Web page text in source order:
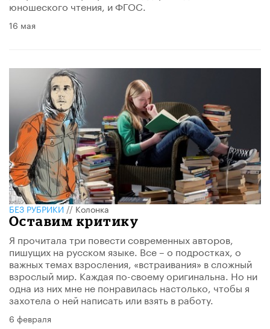
юношеского чтения, и ФГОС.
16 мая
БЕЗ РУБРИКИ//Колонка
Оставим критику
Я прочитала три повести современных авторов,
пишущих на русском языке. Все – о подростках, о
важных темах взросления, «встраивания» в сложный
взрослый мир. Каждая по-своему оригинальна. Но ни
одна из них мне не понравилась настолько, чтобы я
захотела о ней написать или взять в работу.
6 февраля